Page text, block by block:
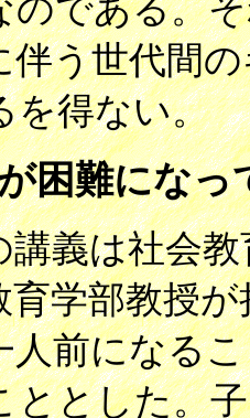
のである。
伴う世代間
を得ない。
困難になっ
義は社会教
育学部教授
人前になる
ととした。